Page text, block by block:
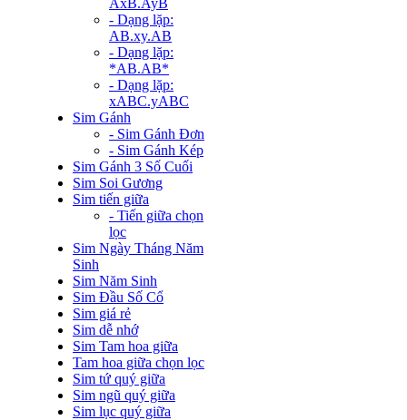
- Dạng lặp:
AB.xy.AB
- Dạng lặp:
*AB.AB*
- Dạng lặp:
xABC.yABC
Sim Gánh
- Sim Gánh Đơn
- Sim Gánh Kép
Sim Gánh 3 Số Cuối
Sim Soi Gương
Sim tiến giữa
- Tiến giữa chọn
lọc
Sim Ngày Tháng Năm
Sinh
Sim Năm Sinh
Sim Đầu Số Cổ
Sim giá rẻ
Sim dễ nhớ
Sim Tam hoa giữa
Tam hoa giữa chọn lọc
Sim tứ quý giữa
Sim ngũ quý giữa
Sim lục quý giữa